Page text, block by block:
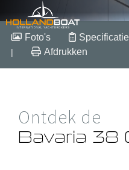
Bavaria
Verkocht
Foto's
| Afdrukken
Ontdek de
Bavaria 38